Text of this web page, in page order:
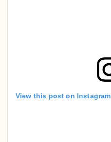
View this post on Instagram